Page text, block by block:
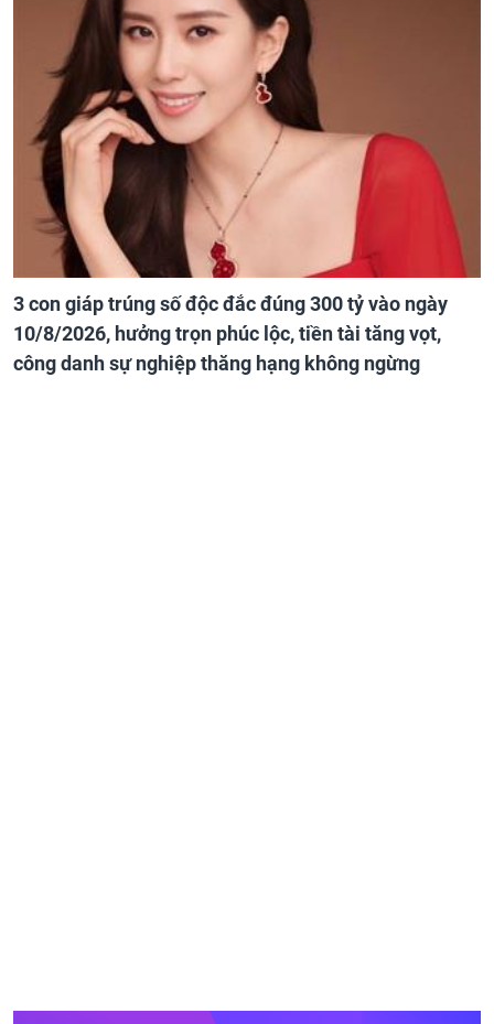
3 con giáp trúng số độc đắc đúng 300 tỷ vào ngày
10/8/2026, hưởng trọn phúc lộc, tiền tài tăng vọt,
công danh sự nghiệp thăng hạng không ngừng